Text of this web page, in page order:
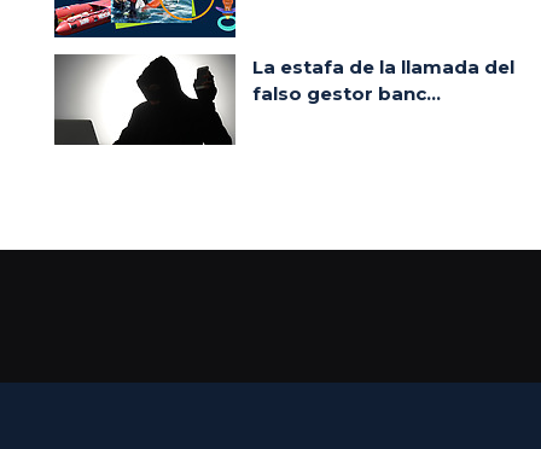
La estafa de la llamada del
falso gestor banc...